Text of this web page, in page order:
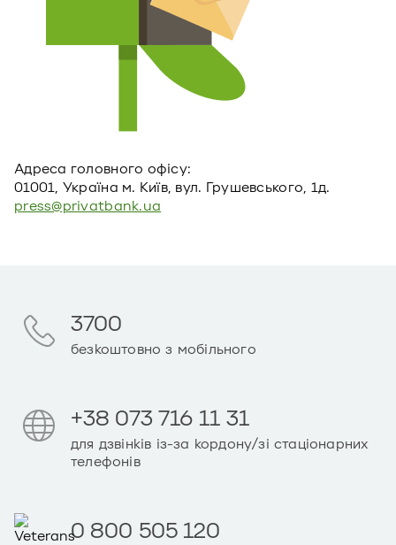
Адреса головного офiсу:
01001, Україна м. Київ, вул. Грушевського, 1д.
press@privatbank.ua
3700
безкоштовно з мобільного
+38 073 716 11 31
для дзвінків із-за кордону/зі стаціонарних
телефонів
0 800 505 120